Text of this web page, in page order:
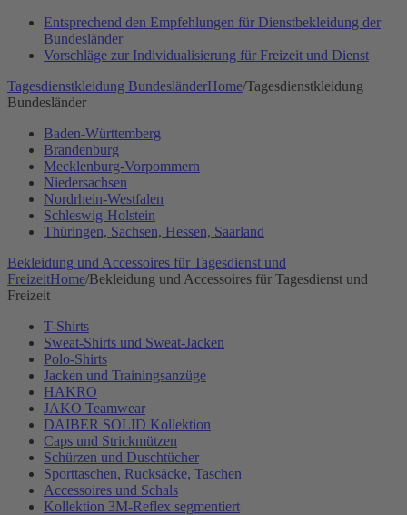
Entsprechend den Empfehlungen für Dienstbekleidung der
Bundesländer
Vorschläge zur Individualisierung für Freizeit und Dienst
Tagesdienstkleidung BundesländerHome/Tagesdienstkleidung
Bundesländer
Baden-Württemberg
Brandenburg
Mecklenburg-Vorpommern
Niedersachsen
Nordrhein-Westfalen
Schleswig-Holstein
Thüringen, Sachsen, Hessen, Saarland
Bekleidung und Accessoires für Tagesdienst und
FreizeitHome/Bekleidung und Accessoires für Tagesdienst und
Freizeit
T-Shirts
Sweat-Shirts und Sweat-Jacken
Polo-Shirts
Jacken und Trainingsanzüge
HAKRO
JAKO Teamwear
DAIBER SOLID Kollektion
Caps und Strickmützen
Schürzen und Duschtücher
Sporttaschen, Rucksäcke, Taschen
Accessoires und Schals
Kollektion 3M-Reflex segmentiert